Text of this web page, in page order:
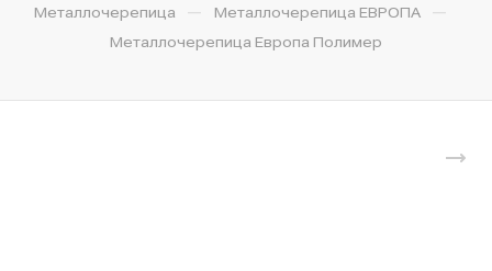
Металлочерепица — Металлочерепица ЕВРОПА —
Металлочерепица Европа Полимер